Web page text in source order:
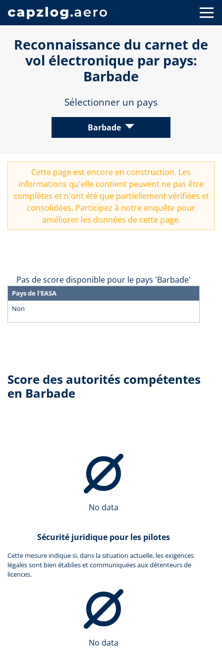
Reconnaissance du carnet de
vol électronique par pays:
Barbade
Sélectionner un pays
Barbade
Cette page est encore en construction. Les
informations qu'elle contient peuvent ne pas être
complètes et n'ont été que partiellement vérifiées et
consolidées. Participez à notre enquête pour
améliorer les données de cette page.
Pas de score disponible pour le pays 'Barbade'
Pays de l'EASA
Non
Score des autorités compétentes
en Barbade
No data
Sécurité juridique pour les pilotes
Cette mesure indique si, dans la situation actuelle, les exigences
légales sont bien établies et communiquées aux détenteurs de
licences.
No data